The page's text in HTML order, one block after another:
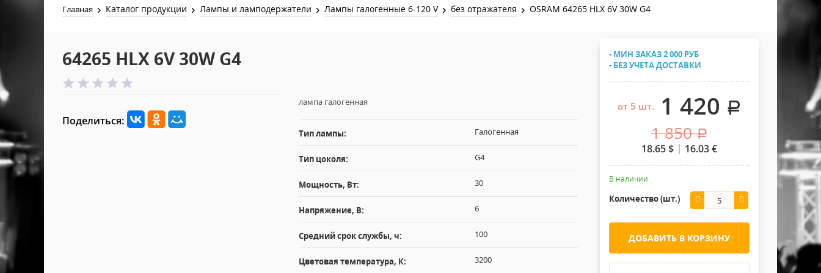
Лампы для бассейна
Звук и Видео Хомуты Кронштейны Страховка
Защитные чехлы и Кейсы
2х канальные модули
Лежачий полицейский ИДН
Главная Каталог продукции Лампы и ламподержатели Лампы галогенные 6-120 V без отражателя OSRAM 64265 HLX 6V 30W G4
64265 HLX 6V 30W G4
Поделиться:
лампа галогенная
Тип лампы: Галогенная
Тип цоколя: G4
Мощность, Вт: 30
Напряжение, В: 6
Средний срок службы, ч: 100
Цветовая температура, К: 3200
- МИН ЗАКАЗ 2 000 РУБ
- БЕЗ УЧЕТА ДОСТАВКИ
от 5 шт. 1 420 .
1 850 .
18.65$ 16.03€
В наличии
Количество (шт.)
ДОБАВИТЬ В КОРЗИНУ